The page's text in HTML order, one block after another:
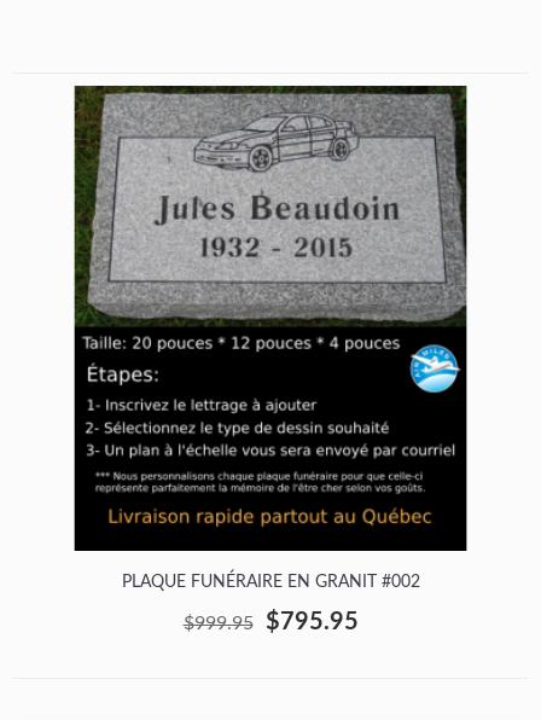
PLAQUE FUNÉRAIRE EN GRANIT #002
$999.95 $795.95